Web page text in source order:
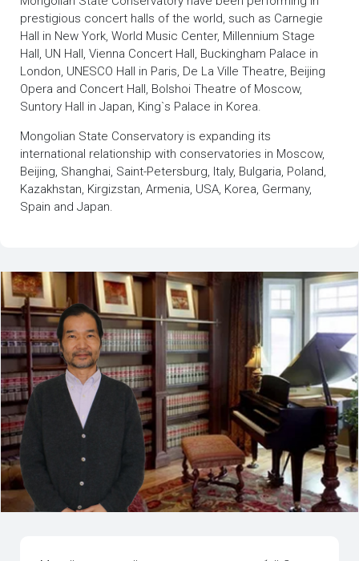
prestigious concert halls of the world, such as Carnegie
Hall in New York, World Music Center, Millennium Stage
Hall, UN Hall, Vienna Concert Hall, Buckingham Palace in
London, UNESCO Hall in Paris, De La Ville Theatre, Beijing
Opera and Concert Hall, Bolshoi Theatre of Moscow,
Suntory Hall in Japan, King`s Palace in Korea.
Mongolian State Conservatory is expanding its
international relationship with conservatories in Moscow,
Beijing, Shanghai, Saint-Petersburg, Italy, Bulgaria, Poland,
Kazakhstan, Kirgizstan, Armenia, USA, Korea, Germany,
Spain and Japan.